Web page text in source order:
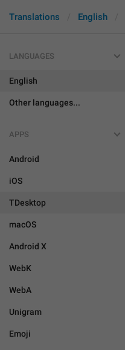
Translations English
LANGUAGES
English
Other languages...
APPS
Android
iOS
TDesktop
macOS
Android X
WebK
WebA
Unigram
Emoji